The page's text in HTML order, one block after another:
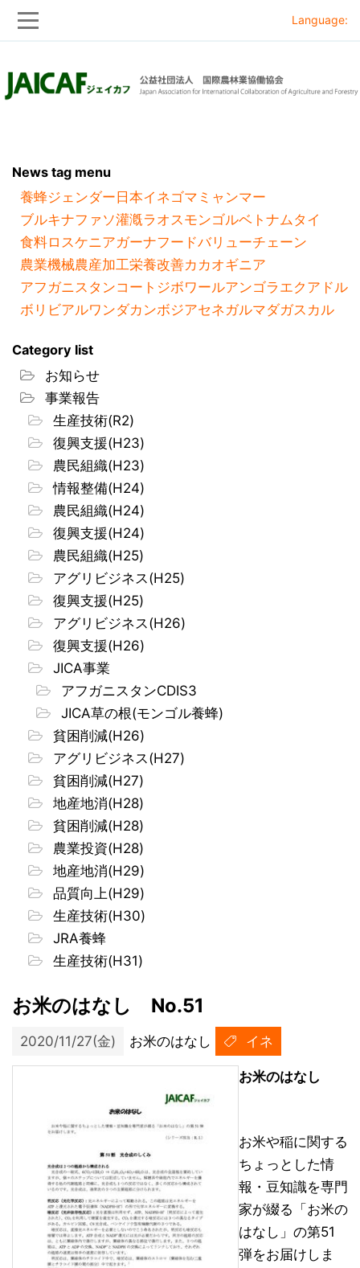
to
to
Language:
News tag menu
養蜂ジェンダー 日本イネゴマ ミャンマー
ブルキナファソ灌漑ラオスモンゴルベトナムタイ
食料ロスケニアガーナフードバリューチェーン
農業機械農産加工栄養改善カカオギニア
アフガニスタンコートジボワールアンゴラ エクアドル
ボリビアルワンダカンボジアセネガルマダガスカル
Category list
お知らせ
事業報告
生産技術(R2)
復興支援(H23)
農民組織(H23)
情報整備(H24)
農民組織(H24)
復興支援(H24)
農民組織(H25)
アグリビジネス(H25)
復興支援(H25)
アグリビジネス(H26)
復興支援(H26)
JICA事業
アフガニスタンCDIS3
JICA草の根(モンゴル養蜂)
貧困削減(H26)
アグリビジネス(H27)
貧困削減(H27)
地産地消(H28)
貧困削減(H28)
農業投資(H28)
地産地消(H29)
品質向上(H29)
生産技術(H30)
JRA養蜂
生産技術(H31)
お米のはなし No.51
2020/11/27(金) お米のはなし イネ
お米のはなし
お米や稲に関する
ちょっとした情
報・豆知識を専門
家が綴る「お米の
はなし」の第51
弾をお届けしま